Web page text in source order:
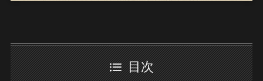
目次